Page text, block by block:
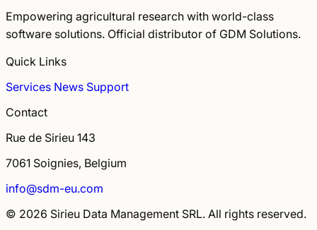
Empowering agricultural research with world-class
software solutions. Official distributor of GDM Solutions.
Quick Links
Services News Support
Contact
Rue de Sirieu 143
7061 Soignies, Belgium
info@sdm-eu.com
© 2026 Sirieu Data Management SRL. All rights reserved.